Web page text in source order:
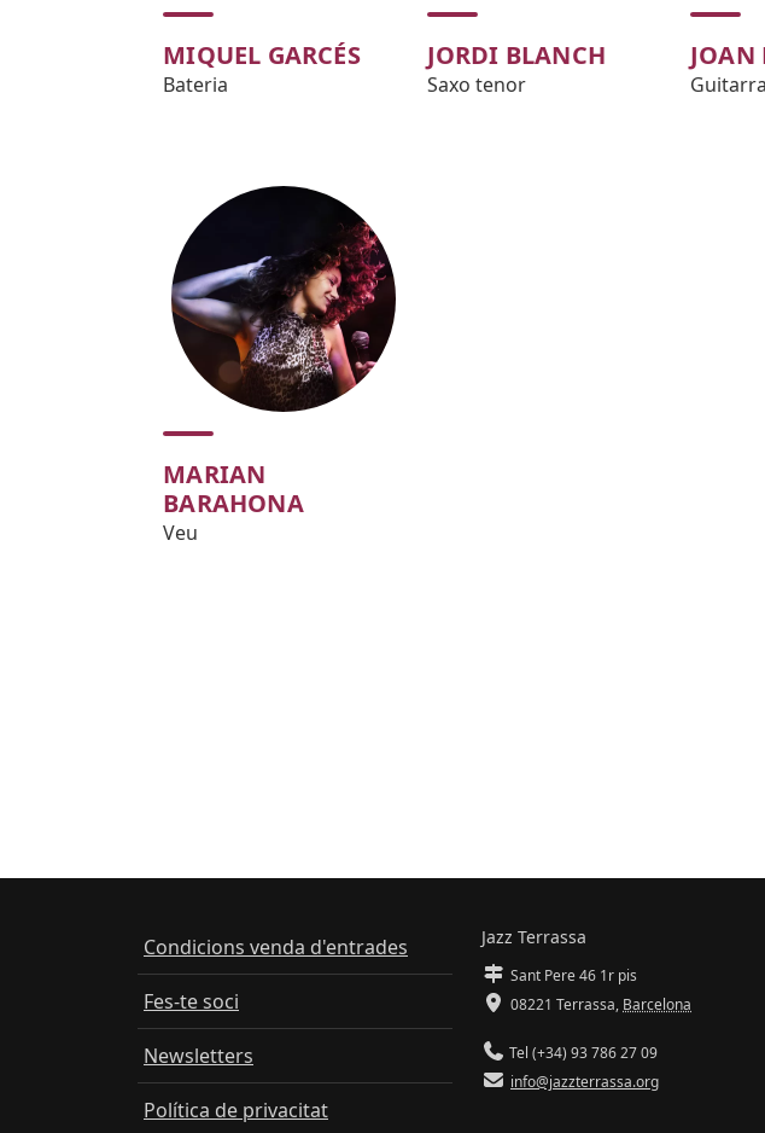
MIQUEL GARCÉS
Bateria
JORDI BLANCH
Saxo tenor
JOAN
Guitarra
MARIAN
BARAHONA
Veu
Condicions venda d'entrades
Fes-te soci
Newsletters
Política de privacitat
Jazz Terrassa
Sant Pere 46 1r pis
08221 Terrassa, Barcelona
Tel (+34) 93 786 27 09
info@jazzterrassa.org